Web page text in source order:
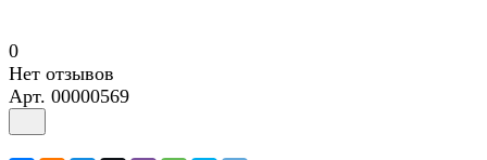
0
Нет отзывов
Арт. 00000569